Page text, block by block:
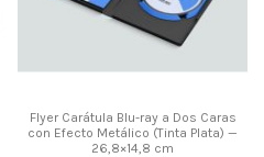
Flyer Carátula Blu-ray a Dos Caras
con Efecto Metálico (Tinta Plata) —
26,8×14,8 cm